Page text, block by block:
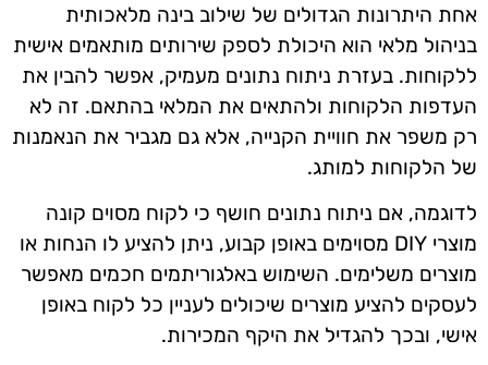
אחת היתרונות הגדולים של שילוב בינה מלאכותית
בניהול מלאי הוא היכולת לספק שירותים מותאמים אישית
ללקוחות. בעזרת ניתוח נתונים מעמיק, אפשר להבין את
העדפות הלקוחות ולהתאים את המלאי בהתאם. זה לא
רק משפר את חוויית הקנייה, אלא גם מגביר את הנאמנות
של הלקוחות למותג.
לדוגמה, אם ניתוח נתונים חושף כי לקוח מסוים קונה
מוצרי DIY מסוימים באופן קבוע, ניתן להציע לו הנחות או
מוצרים משלימים. השימוש באלגוריתמים חכמים מאפשר
לעסקים להציע מוצרים שיכולים לעניין כל לקוח באופן
אישי, ובכך להגדיל את היקף המכירות.